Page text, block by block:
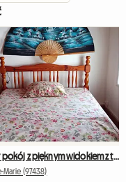
Mały pokój z pięknym widokiem z tarasu
Marie (97438)